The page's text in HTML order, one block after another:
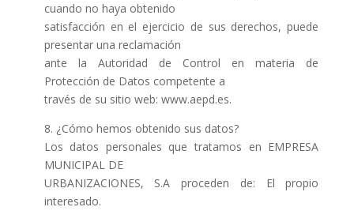
cuando no haya obtenido
satisfacción en el ejercicio de sus derechos, puede
presentar una reclamación
ante la Autoridad de Control en materia de
Protección de Datos competente a
través de su sitio web: www.aepd.es.
8. ¿Cómo hemos obtenido sus datos?
Los datos personales que tratamos en EMPRESA
MUNICIPAL DE
URBANIZACIONES, S.A proceden de: El propio
interesado.